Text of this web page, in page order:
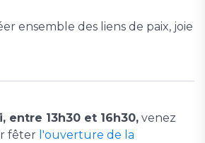
ensemble des liens de paix, joie
entre 13h30 et 16h30, venez
fêter l'ouverture de la